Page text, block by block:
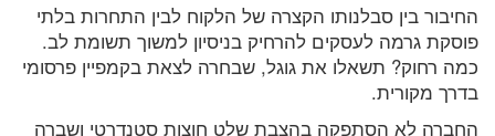
החיבור בין סבלנותו הקצרה של הלקוח לבין התחרות בלתי
פוסקת גרמה לעסקים להרחיק בניסיון למשוך תשומת לב.
כמה רחוק? תשאלו את גוגל, שבחרה לצאת בקמפיין פרסומי
בדרך מקורית.
החברה לא הסתפקה בהצבת שלט חוצות סטנדרטי ושברה